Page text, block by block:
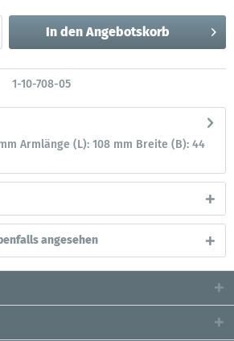
In den Angebotskorb
1-10-708-05
Armlänge (L): 108 mm Breite (B): 44
angesehen